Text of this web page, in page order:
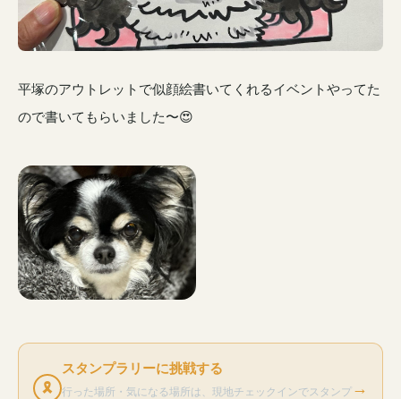
平塚のアウトレットで似顔絵書いてくれるイベントやってた
ので書いてもらいました〜😍
🎗
スタンプラリーに挑戦する
行った場所・気になる場所は、現地チェックインでスタンプ →